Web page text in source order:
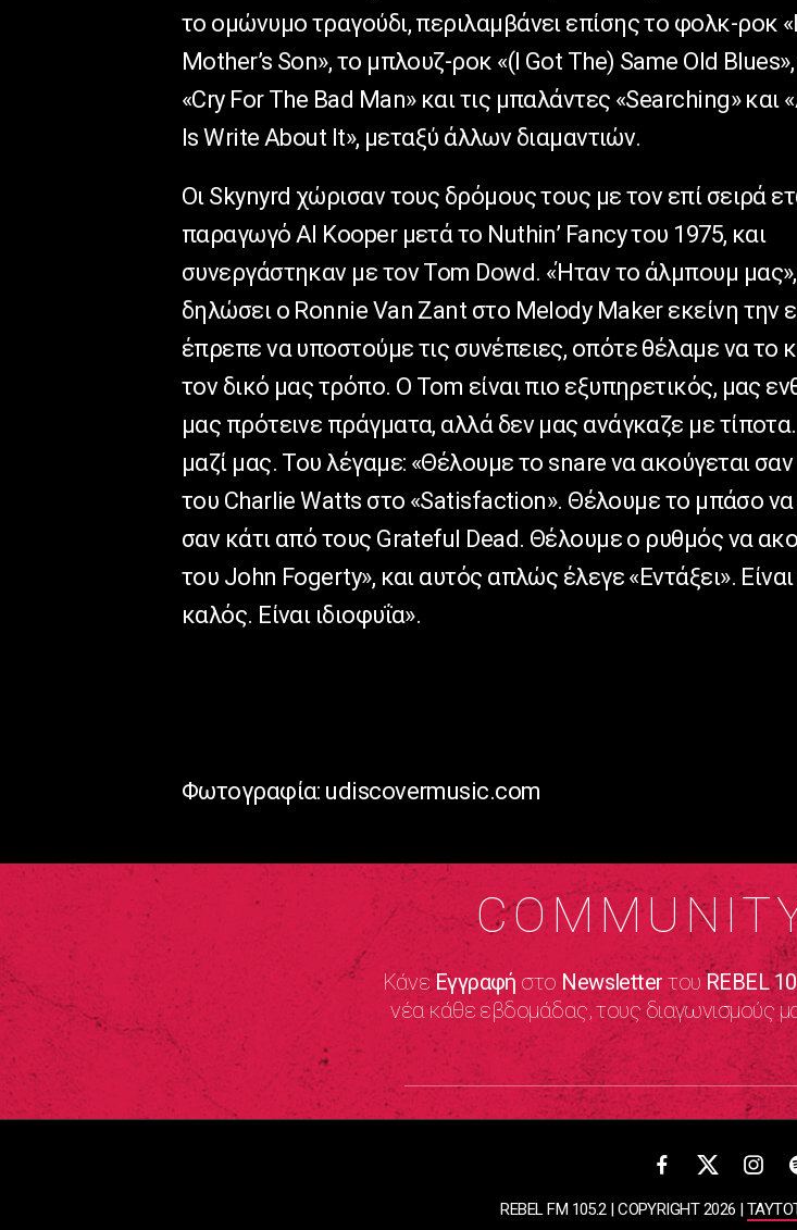
το ομώνυμο τραγούδι, περιλαμβάνει επίσης το φολκ-ροκ
Mother’s Son», το μπλουζ-ροκ «(I Got The) Same Old
«Cry For The Bad Man» και τις μπαλάντες «Searching» και
Is Write About It», μεταξύ άλλων διαμαντιών.
Οι Skynyrd χώρισαν τους δρόμους τους με τον επί σειρά
παραγωγό Al Kooper μετά το Nuthin’ Fancy του 1975, και
συνεργάστηκαν με τον Tom Dowd. «Ήταν το άλμπουμ μας»,
δηλώσει ο Ronnie Van Zant στο Melody Maker εκείνη την
έπρεπε να υποστούμε τις συνέπειες, οπότε θέλαμε να το
τον δικό μας τρόπο. Ο Tom είναι πιο εξυπηρετικός, μας
μας πρότεινε πράγματα, αλλά δεν μας ανάγκαζε με
μαζί μας. Του λέγαμε: «Θέλουμε το snare να ακούγεται
του Charlie Watts στο «Satisfaction». Θέλουμε το μπάσο να
σαν κάτι από τους Grateful Dead. Θέλουμε ο ρυθμός να
του John Fogerty», και αυτός απλώς έλεγε «Εντάξει».
καλός. Είναι ιδιοφυΐα».
Φωτογραφία: udiscovermusic.com
ΚάνεΕγγραφή στο Newsletter τουREBEL
νέα κάθε εβδομάδας, τους διαγωνισμούς
REBEL FM 105.2 | COPYRIGHT 2026 |